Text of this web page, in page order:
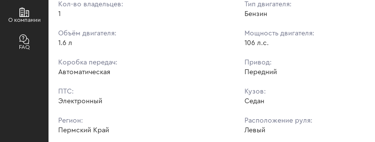
О компании
FAQ
Кол-во владельцев:
1
Тип двигателя:
Бензин
Объём двигателя:
1.6 л
Мощность двигателя:
106 л.с.
Коробка передач:
Автоматическая
Привод:
Передний
ПТС:
Электронный
Кузов:
Седан
Регион:
Пермский Край
Расположение руля:
Левый